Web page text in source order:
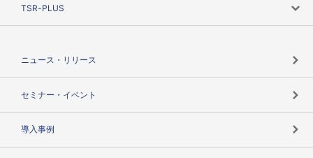
TSR-PLUS
ニュース・リリース
セミナー・イベント
導入事例